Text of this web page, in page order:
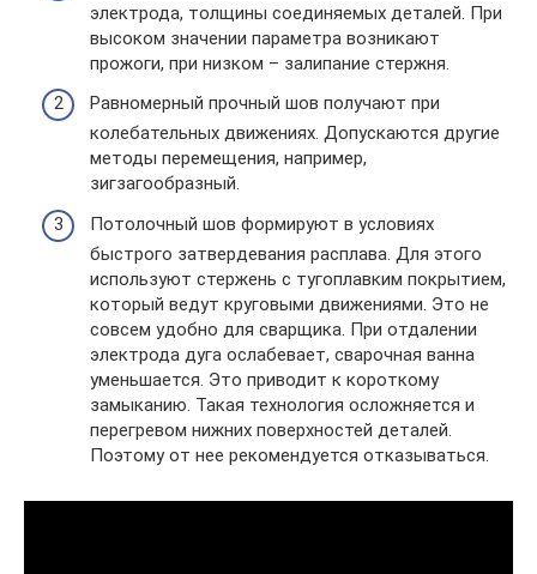
электрода, толщины соединяемых деталей. При
высоком значении параметра возникают
прожоги, при низком – залипание стержня.
Равномерный прочный шов получают при
колебательных движениях. Допускаются другие
методы перемещения, например,
зигзагообразный.
Потолочный шов формируют в условиях
быстрого затвердевания расплава. Для этого
используют стержень с тугоплавким покрытием,
который ведут круговыми движениями. Это не
совсем удобно для сварщика. При отдалении
электрода дуга ослабевает, сварочная ванна
уменьшается. Это приводит к короткому
замыканию. Такая технология осложняется и
перегревом нижних поверхностей деталей.
Поэтому от нее рекомендуется отказываться.